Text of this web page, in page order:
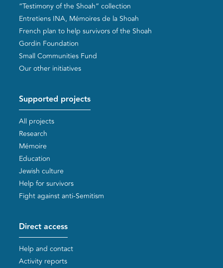
“Testimony of the Shoah” collection
Entretiens INA, Mémoires de la Shoah
French plan to help survivors of the Shoah
Gordin Foundation
Small Communities Fund
Our other initiatives
Supported projects
All projects
Research
Mémoire
Education
Jewish culture
Help for survivors
Fight against anti-Semitism
Direct access
Help and contact
Activity reports